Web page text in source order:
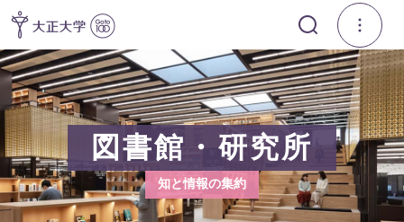
図書館・研究所
知と情報の集約